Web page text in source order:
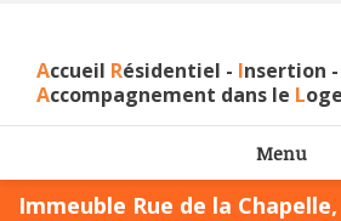
Accueil Résidentiel - Insertion -
Accompagnement dans le L
Menu
Immeuble Rue de la